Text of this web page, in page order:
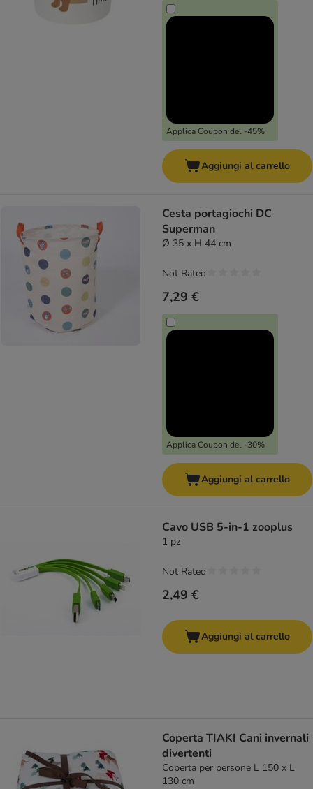
Applica Coupon del -45%
Aggiungi al carrello
Cesta portagiochi DC
Superman
Ø 35 x H 44 cm
7,29 €
Applica Coupon del -30%
Not Rated
Aggiungi al carrello
Cavo USB 5-in-1 zooplus
1 pz
2,49 €
Not Rated
Aggiungi al carrello
Coperta TIAKI Cani invernali
divertenti
Coperta per persone L 150 x L
130 cm